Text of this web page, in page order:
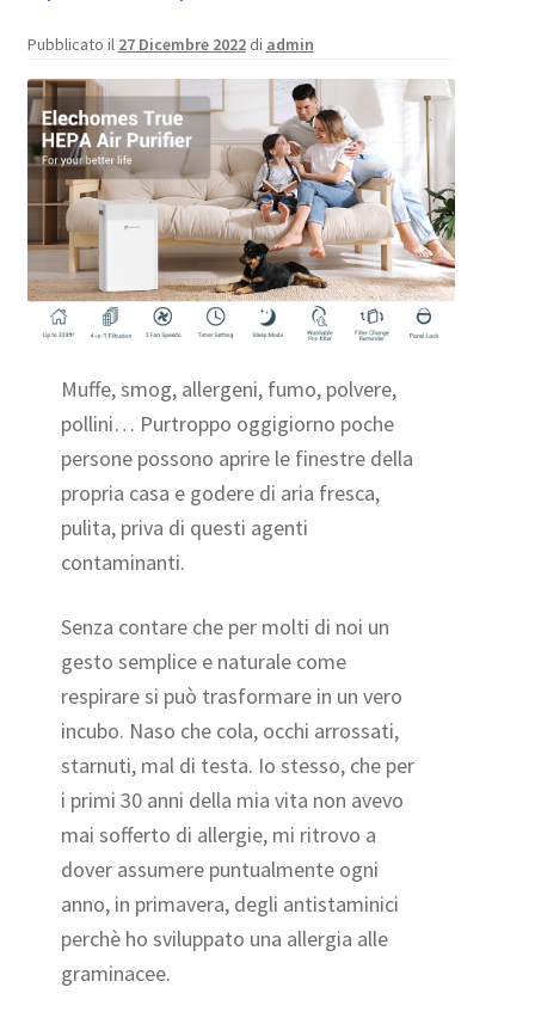
Pubblicato il 27 Dicembre 2022 di admin
Muffe, smog, allergeni, fumo, polvere,
pollini… Purtroppo oggigiorno poche
persone possono aprire le finestre della
propria casa e godere di aria fresca,
pulita, priva di questi agenti
contaminanti.
Senza contare che per molti di noi un
gesto semplice e naturale come
respirare si può trasformare in un vero
incubo. Naso che cola, occhi arrossati,
starnuti, mal di testa. Io stesso, che per
i primi 30 anni della mia vita non avevo
mai sofferto di allergie, mi ritrovo a
dover assumere puntualmente ogni
anno, in primavera, degli antistaminici
perchè ho sviluppato una allergia alle
graminacee.